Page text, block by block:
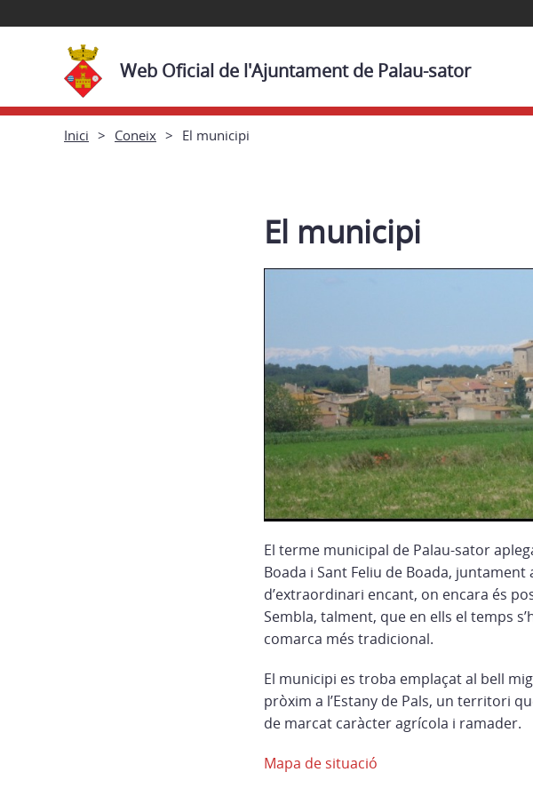
Web Oficial de l'Ajuntament de Palau-sator
Inici Coneix El municipi
El municipi
El terme municipal de Palau-sator
Boada i Sant Feliu de Boada,
d’extraordinari encant, on encara és
Sembla, talment, que en ells el temps
comarca més tradicional.
El municipi es troba emplaçat al bell
pròxim a l’Estany de Pals, un territori
de marcat caràcter agrícola i ramader.
Mapa de situació